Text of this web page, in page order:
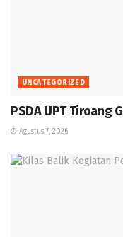
UNCATEGORIZED
PSDA UPT Tiroang
Agustus 7, 2026